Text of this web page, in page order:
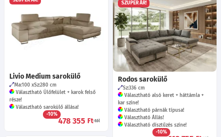
Livio Medium sarokülő
Ma:100 Sz:280 cm
Választható Ülőfelület + karok felső
része!
Választható sarokülő állása!
-10%
478 355 Ft-tól
SZUPER ÁR!
Rodos sarokülő
Sz:336 cm
Választható alsó keret + háttámla +
kar színe!
Választható párnák típusa!
Választható Állás!
Választható dísztűzés színe!
-10%